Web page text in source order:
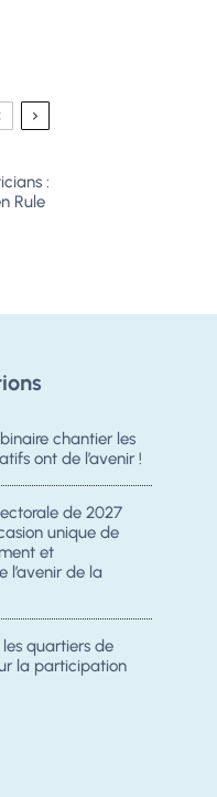
:
Rule
chantier les
ont de l’avenir !
de 2027
unique de
et
l’avenir de la
les quartiers de
la participation